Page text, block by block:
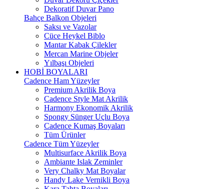
Dekoratif Duvar Pano
Bahçe Balkon Objeleri
Saksı ve Vazolar
Cüce Heykel Biblo
Mantar Kabak Çilekler
Mercan Marine Objeler
Yılbaşı Objeleri
HOBİ BOYALARI
Cadence Ham Yüzeyler
Premium Akrilik Boya
Cadence Style Mat Akrilik
Harmony Ekonomik Akrilik
Spongy Sünger Uçlu Boya
Cadence Kumaş Boyaları
Tüm Ürünler
Cadence Tüm Yüzeyler
Multisurface Akrilik Boya
Ambiante Islak Zeminler
Very Chalky Mat Boyalar
Handy Lake Vernikli Boya